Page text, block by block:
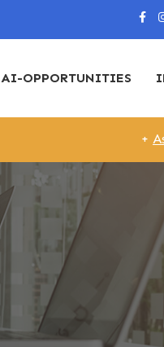
AI-OPPORTUNITIES